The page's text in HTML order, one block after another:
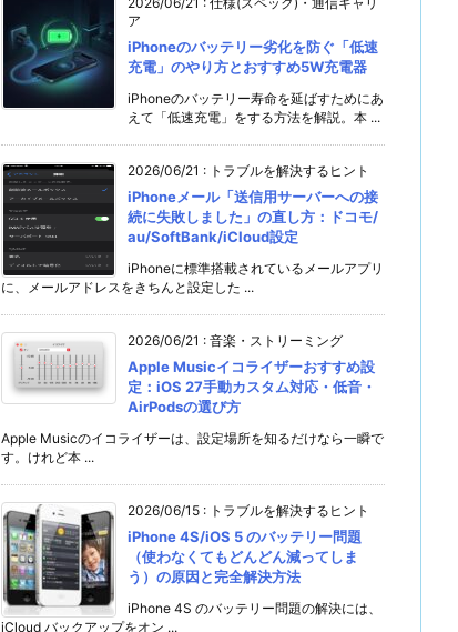
ア
iPhoneのバッテリー劣化を防ぐ「低速
充電」のやり方とおすすめ5W充電器
iPhoneのバッテリー寿命を延ばすためにあ
えて「低速充電」をする方法を解説。本 ...
2026/06/21 : トラブルを解決するヒント
iPhoneメール「送信用サーバーへの接
続に失敗しました」の直し方：ドコモ/
au/SoftBank/iCloud設定
iPhoneに標準搭載されているメールアプリ
に、メールアドレスをきちんと設定した ...
2026/06/21 : 音楽・ストリーミング
Apple Musicイコライザーおすすめ設
定：iOS 27手動カスタム対応・低音・
AirPodsの選び方
Apple Musicのイコライザーは、設定場所を知るだけなら一瞬で
す。けれど本 ...
2026/06/15 : トラブルを解決するヒント
iPhone 4S/iOS 5 のバッテリー問題
（使わなくてもどんどん減ってしま
う）の原因と完全解決方法
iPhone 4S のバッテリー問題の解決には、
iCloud バックアップをオン ...